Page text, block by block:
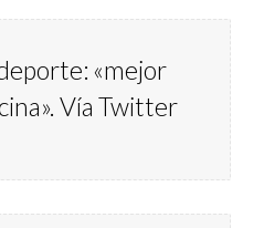
«mejor
Vía Twitter